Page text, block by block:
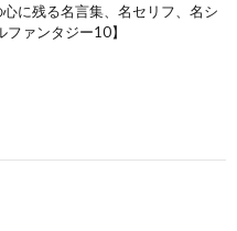
心に残る名言集、名セリフ、名シ
ァンタジー10】